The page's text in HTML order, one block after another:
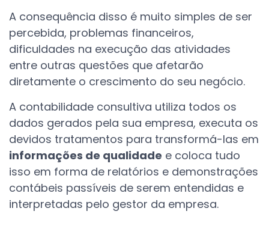
A consequência disso é muito simples de ser
percebida, problemas financeiros,
dificuldades na execução das atividades
entre outras questões que afetarão
diretamente o crescimento do seu negócio.
A contabilidade consultiva utiliza todos os
dados gerados pela sua empresa, executa os
devidos tratamentos para transformá-las em
informações de qualidade e coloca tudo
isso em forma de relatórios e demonstrações
contábeis passíveis de serem entendidas e
interpretadas pelo gestor da empresa.